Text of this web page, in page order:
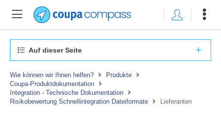
Auf dieser Seite
Wie können wir Ihnen helfen?
Produkte
Coupa-Produktdokumentation
Integration - Technische Dokumentation
Risikobewertung Schnellintegration Dateiformate
Lieferanten